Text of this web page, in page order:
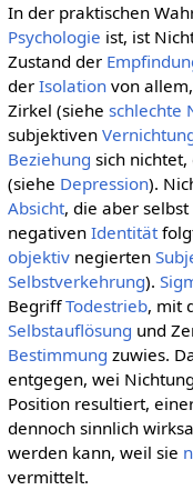
In der praktischen
Psychologie ist, ist
Zustand der
der Isolationvon
Zirkel (siehe schlechte
subjektiven
Beziehung sich
(siehe Depression).
Absicht, die aber
negativen Identität
objektivnegierten
Selbstverkehrung).
BegriffTodestrieb, mit
Selbstauflösung und
Bestimmung zuwies.
entgegen, wei
Position resultiert,
dennoch sinnlich
werden kann, weil sie
vermittelt.